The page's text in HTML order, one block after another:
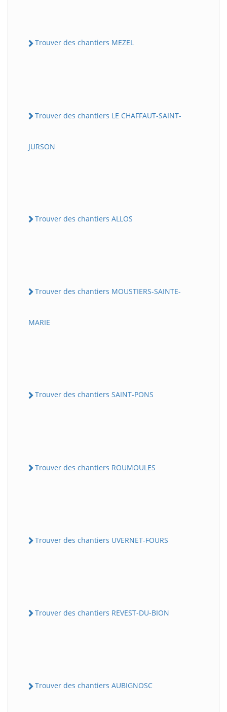
Trouver des chantiers MEZEL
Trouver des chantiers LE CHAFFAUT-SAINT-
JURSON
Trouver des chantiers ALLOS
Trouver des chantiers MOUSTIERS-SAINTE-
MARIE
Trouver des chantiers SAINT-PONS
Trouver des chantiers ROUMOULES
Trouver des chantiers UVERNET-FOURS
Trouver des chantiers REVEST-DU-BION
Trouver des chantiers AUBIGNOSC